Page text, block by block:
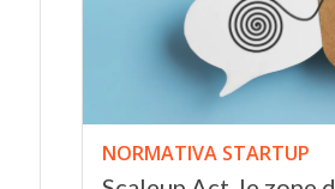
NORMATIVA STARTUP